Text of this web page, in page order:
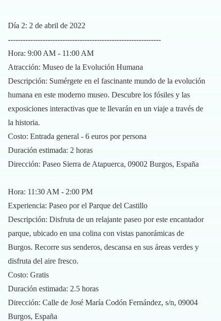
Día 2: 2 de abril de 2022
--------------------------------------------------------------
Hora: 9:00 AM - 11:00 AM
Atracción: Museo de la Evolución Humana
Descripción: Sumérgete en el fascinante mundo de la evolución
humana en este moderno museo. Descubre los fósiles y las
exposiciones interactivas que te llevarán en un viaje a través de
la historia.
Costo: Entrada general - 6 euros por persona
Duración estimada: 2 horas
Dirección: Paseo Sierra de Atapuerca, 09002 Burgos, España
Hora: 11:30 AM - 2:00 PM
Experiencia: Paseo por el Parque del Castillo
Descripción: Disfruta de un relajante paseo por este encantador
parque, ubicado en una colina con vistas panorámicas de
Burgos. Recorre sus senderos, descansa en sus áreas verdes y
disfruta del aire fresco.
Costo: Gratis
Duración estimada: 2.5 horas
Dirección: Calle de José María Codón Fernández, s/n, 09004
Burgos, España